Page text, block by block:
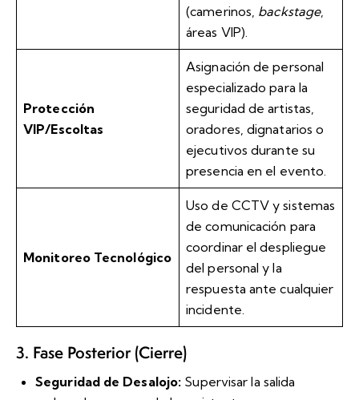
(camerinos, backstage,
áreas VIP).
Protección
VIP/Escoltas
Asignación de personal
especializado para la
seguridad de artistas,
oradores, dignatarios o
ejecutivos durante su
presencia en el evento.
Monitoreo Tecnológico
Uso de CCTV y sistemas
de comunicación para
coordinar el despliegue
del personal y la
respuesta ante cualquier
incidente.
3. Fase Posterior (Cierre)
Seguridad de Desalojo: Supervisar la salida